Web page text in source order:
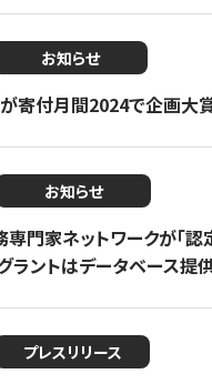
お知らせ
寄付月間2024で企画大
お知らせ
門家ネットワークが「認
ラントはデータベース提
プレスリリース